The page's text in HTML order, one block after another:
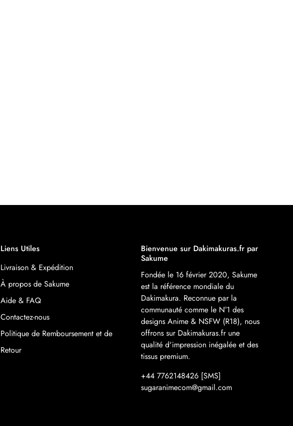
Liens Utiles
Livraison & Expédition
À propos de Sakume
Aide & FAQ
Contactez-nous
Politique de Remboursement et de
Retour
Bienvenue sur Dakimakuras.fr par
Sakume
Fondée le 16 février 2020, Sakume
est la référence mondiale du
Dakimakura. Reconnue par la
communauté comme le N°1 des
designs Anime & NSFW (R18), nous
offrons sur Dakimakuras.fr une
qualité d'impression inégalée et des
tissus premium.
+44 7762148426 [SMS]
sugaranimecom@gmail.com